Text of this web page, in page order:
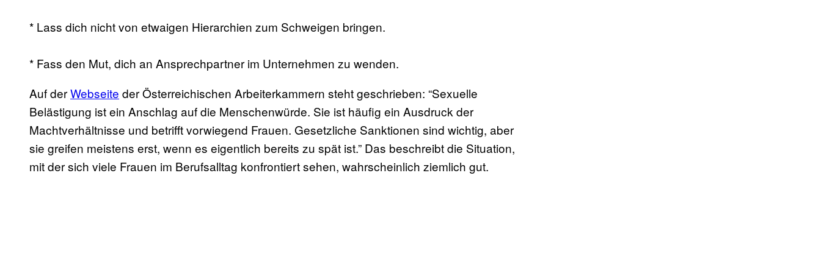
* Lass dich nicht von etwaigen Hierarchien zum Schweigen bringen.
* Fass den Mut, dich an Ansprechpartner im Unternehmen zu wenden.
Auf derWebseite der Österreichischen Arbeiterkammern steht geschrieben: “Sexuelle
Belästigung ist ein Anschlag auf die Menschenwürde. Sie ist häufig ein Ausdruck der
Machtverhältnisse und betrifft vorwiegend Frauen. Gesetzliche Sanktionen sind wichtig, aber
sie greifen meistens erst, wenn es eigentlich bereits zu spät ist.” Das beschreibt die Situation,
mit der sich viele Frauen im Berufsalltag konfrontiert sehen, wahrscheinlich ziemlich gut.